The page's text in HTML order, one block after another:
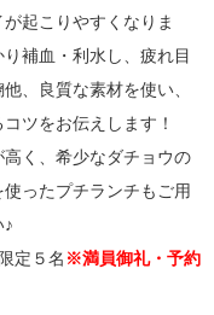
起こりやすくなりま
補血・利水し、疲れ目
、良質な素材を使い、
ツをお伝えします！
く、希少なダチョウの
ったプチランチもご用
定５名 ※満員御礼・予約